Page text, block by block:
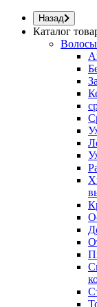
Назад
Каталог
Волосы